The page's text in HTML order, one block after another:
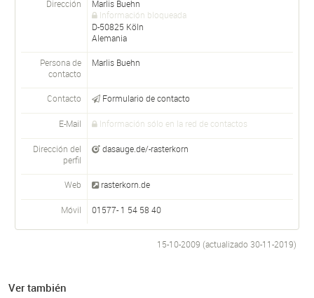
Dirección
Marlis Buehn
Información bloqueada
D-50825 Köln
Alemania
Persona de
contacto
Marlis Buehn
Contacto Formulario de contacto
E-Mail Información sólo en la red de contactos
Dirección del
perfil
dasauge.de/-rasterkorn
Web rasterkorn.de
Móvil 01577- 1 54 58 40
15-10-2009 (actualizado 30-11-2019)
Ver también